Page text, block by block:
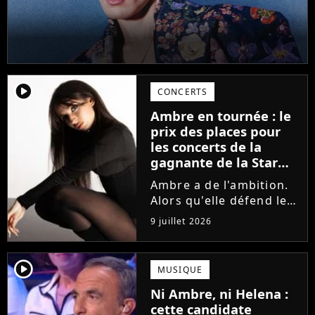
player2 CONCERTS
Ambre en tournée : le
prix des places pour
les concerts de la
gagnante de la Star
Academy !
Ambre a de l'ambition.
Alors qu'elle défend le
single J'me demande et
qu'elle prépare son
premier album, la
gagnante de la dernière
saison de la Star
Academy annonce les
dates de sa...
9 juillet 2026
player2 MUSIQUE
Ni Ambre, ni Helena :
cette candidate